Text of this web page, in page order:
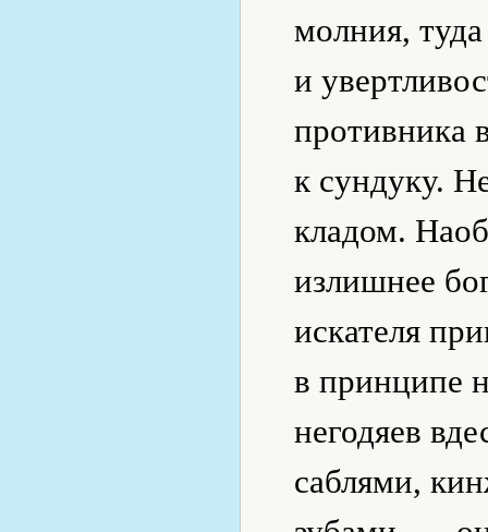
молния,
и
противника
к сундуку.
кладом.
излишнее
искателя
в принципе
негодяев
саблями,